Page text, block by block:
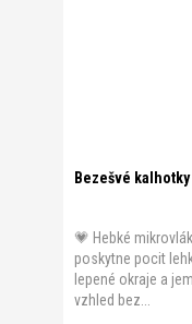
Bezešvé kalhotky
💗 Hebké
poskytne pocit
lepené okraje a
vzhled bez...